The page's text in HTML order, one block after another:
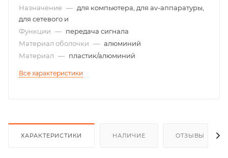
Назначение — для компьютера, для av-аппаратуры,
для сетевого и
Функции — передача сигнала
Материал оболочки — алюминий
Материал — пластик/алюминий
Все характеристики
ХАРАКТЕРИСТИКИ НАЛИЧИЕ ОТЗЫВЫ